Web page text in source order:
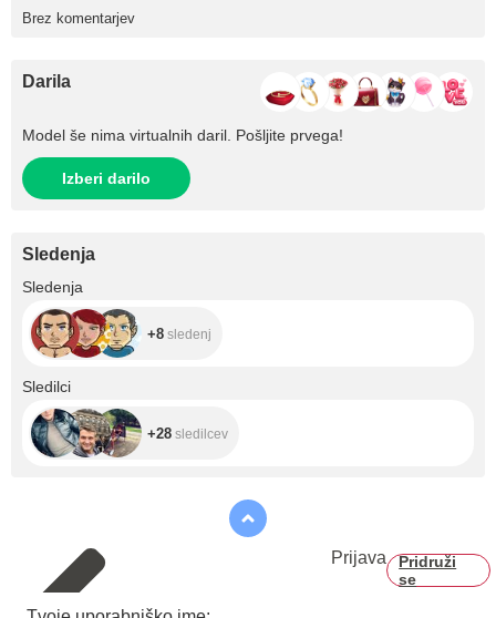
Brez komentarjev
Darila
Model še nima virtualnih daril. Pošljite prvega!
Izberi darilo
Sledenja
Sledenja
+8 sledenj
Sledilci
+28 sledilcev
Prijava
Pridruži
se